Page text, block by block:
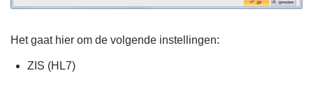
Het gaat hier om de volgende instellingen:
ZIS (HL7)